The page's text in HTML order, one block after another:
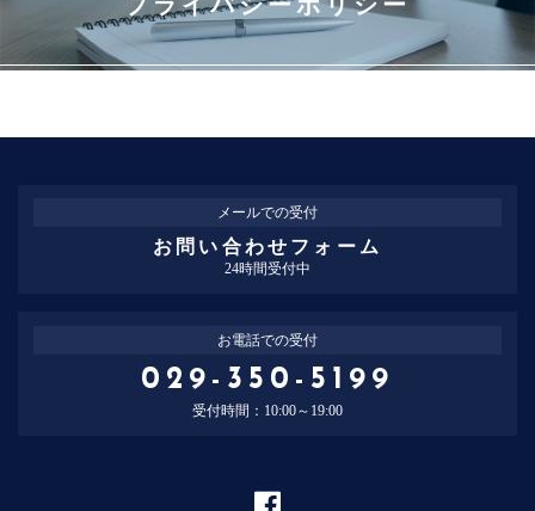
メールでの受付
お問い合わせフォーム
24時間受付中
お電話での受付
029-350-5199
受付時間：10:00～19:00